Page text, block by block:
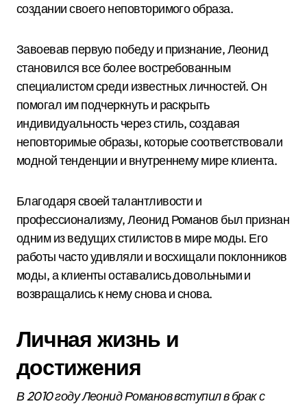
создании своего неповторимого образа.
Завоевав первую победу и признание, Леонид
становился все более востребованным
специалистом среди известных личностей. Он
помогал им подчеркнуть и раскрыть
индивидуальность через стиль, создавая
неповторимые образы, которые соответствовали
модной тенденции и внутреннему мире клиента.
Благодаря своей талантливости и
профессионализму, Леонид Романов был признан
одним из ведущих стилистов в мире моды. Его
работы часто удивляли и восхищали поклонников
моды, а клиенты оставались довольными и
возвращались к нему снова и снова.
Личная жизнь и
достижения
В 2010 году Леонид Романов вступил в брак с